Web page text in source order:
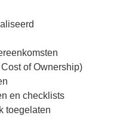
of Ownership)
en checklists
toegelaten